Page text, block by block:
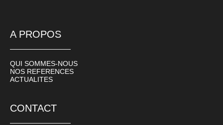
A PROPOS
QUI SOMMES-NOUS
NOS REFERENCES
ACTUALITES
CONTACT